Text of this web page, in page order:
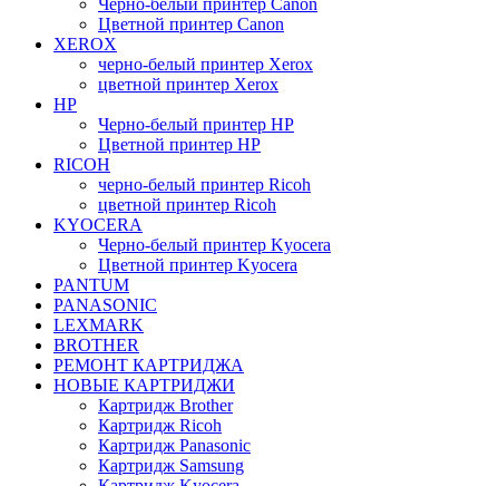
Черно-белый принтер Canon
Цветной принтер Canon
XEROX
черно-белый принтер Xerox
цветной принтер Xerox
HP
Черно-белый принтер HP
Цветной принтер HP
RICOH
черно-белый принтер Ricoh
цветной принтер Ricoh
KYOCERA
Черно-белый принтер Kyocera
Цветной принтер Kyocera
PANTUM
PANASONIC
LEXMARK
BROTHER
РЕМОНТ КАРТРИДЖА
НОВЫЕ КАРТРИДЖИ
Картридж Brother
Картридж Ricoh
Картридж Panasonic
Картридж Samsung